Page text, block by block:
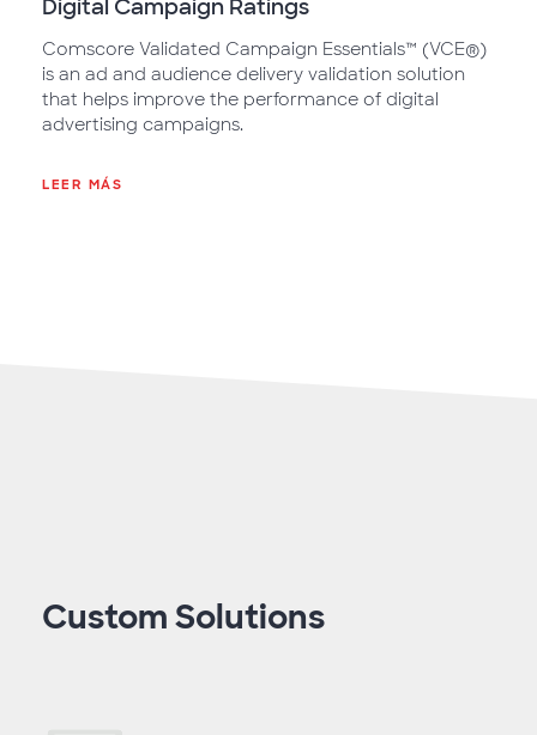
Digital Campaign Ratings
Comscore Validated Campaign Essentials™ (VCE®)
is an ad and audience delivery validation solution
that helps improve the performance of digital
advertising campaigns.
LEER MÁS
Custom Solutions